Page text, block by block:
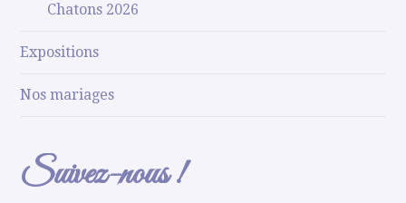
Chatons 2026
Expositions
Nos mariages
Suivez-nous !